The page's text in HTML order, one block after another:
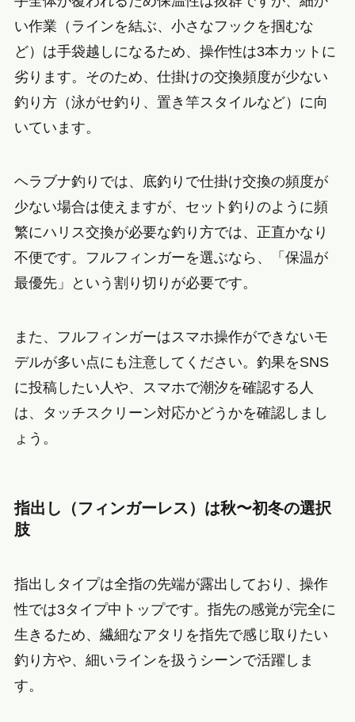
い作業（ラインを結ぶ、小さなフックを掴むな
ど）は手袋越しになるため、操作性は3本カットに
劣ります。そのため、仕掛けの交換頻度が少ない
釣り方（泳がせ釣り、置き竿スタイルなど）に向
いています。
ヘラブナ釣りでは、底釣りで仕掛け交換の頻度が
少ない場合は使えますが、セット釣りのように頻
繁にハリス交換が必要な釣り方では、正直かなり
不便です。フルフィンガーを選ぶなら、「保温が
最優先」という割り切りが必要です。
また、フルフィンガーはスマホ操作ができないモ
デルが多い点にも注意してください。釣果をSNS
に投稿したい人や、スマホで潮汐を確認する人
は、タッチスクリーン対応かどうかを確認しまし
ょう。
指出し（フィンガーレス）は秋〜初冬の選択
肢
指出しタイプは全指の先端が露出しており、操作
性では3タイプ中トップです。指先の感覚が完全に
生きるため、繊細なアタリを指先で感じ取りたい
釣り方や、細いラインを扱うシーンで活躍しま
す。